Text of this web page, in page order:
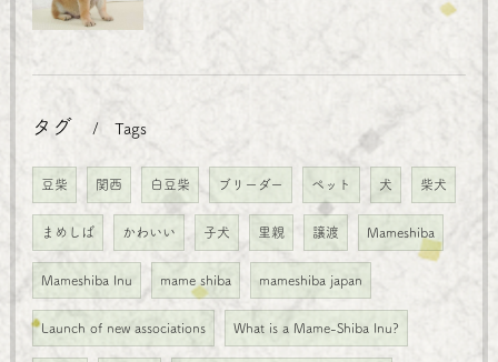
タグ Tags
豆柴 関西 白豆柴 ブリーダー ペット 犬 柴犬
まめしば かわいい 子犬 里親 譲渡 Mameshiba
Mameshiba Inu mame shiba mameshiba japan
Launch of new associations What is a Mame-Shiba Inu?